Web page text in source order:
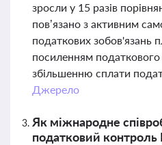
зросли у 15 разів
пов’язано з активним
податкових зобов'язань
посиленням
збільшенню сплати
Джерело
Як міжнародне
податковий контроль